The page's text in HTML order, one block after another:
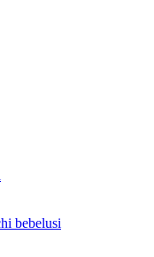
bebelusi